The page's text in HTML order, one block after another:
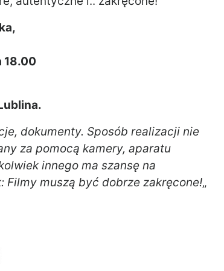
18.00
dokumenty. Sposób realizacji nie
za pomocą kamery, aparatu
innego ma szansę na
muszą być dobrze zakręcone!„